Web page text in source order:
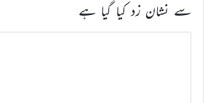
سے نشان زد کیا گیا ہے